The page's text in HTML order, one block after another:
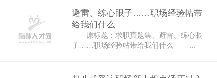
避雷、练心眼子……职场经验帖带
给我们什么
原标题：求职真题集、避雷、练心眼
子……职场经验帖带给我们什么 ...